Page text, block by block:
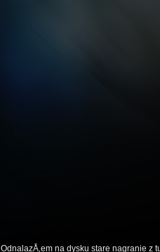
OdnalazÅ‚em na dysku stare nagranie